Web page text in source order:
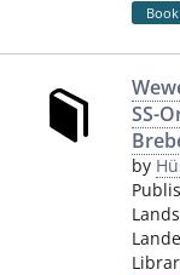
Book
SS-
by